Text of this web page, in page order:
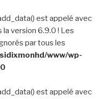
est appelé avec
la version 6.9.0 ! Les
par tous les
www/wp-
est appelé avec